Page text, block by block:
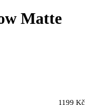
Matte
1199 Kč